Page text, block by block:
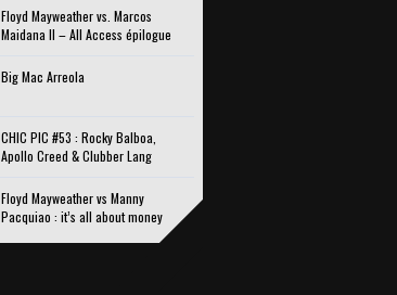
Floyd Mayweather vs. Marcos
Maidana II – All Access épilogue
Big Mac Arreola
CHIC PIC #53 : Rocky Balboa,
Apollo Creed & Clubber Lang
Floyd Mayweather vs Manny
Pacquiao : it’s all about money